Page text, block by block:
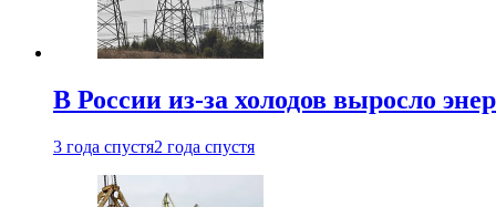
В России из-за холодов выросло
3 года спустя2 года спустя